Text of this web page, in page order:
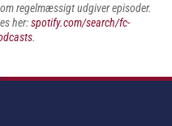
regelmæssigt udgiver episoder.
her:spotify.com/search/fc-
.